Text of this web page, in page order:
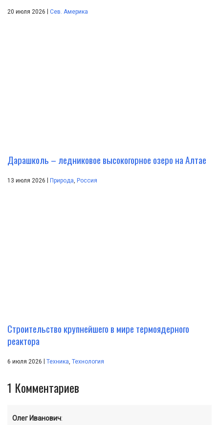
20 июля 2026 Сев. Америка
Дарашколь – ледниковое высокогорное озеро на Алтае
13 июля 2026 | Природа, Россия
Строительство крупнейшего в мире термоядерного
реактора
6 июля 2026 | Техника Технология
1 Комментариев
Олег Иванович: